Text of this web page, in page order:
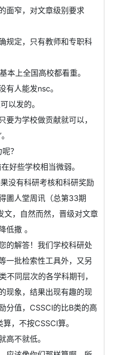
面窄，对文章级别要求
规定，只有教师和专职科
本上全国高校都看重。
有人能发nsc。
以发的。
要为学校做贡献就可以，
？
好些学校相当微弱。
没有科研考核和科研奖励
圕人堂周讯（总第33期
，自然而然，晋级对文章
低撒 。
的解答！我们学校科研处
一批检索性工具外，又另
不同层次的各学科期刊，
现象，结果出现有趣的现
分值，CSSCI的比B类的高
，不按CSSCI算。
高不就低。